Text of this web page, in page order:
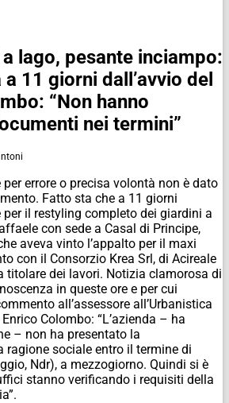
lago, pesante inciampo:
a 11 giorni dall’avvio del
“Non hanno
nei termini”
errore o precisa volontà non è dato
Fatto sta che a 11 giorni
per il restyling completo dei giardini a
con sede a Casal di Principe,
aveva vinto l’appalto per il maxi
con il Consorzio Krea Srl, di Acireale
titolare dei lavori. Notizia clamorosa di
in queste ore e per cui
all’assessore all’Urbanistica
Colombo: “L’azienda – ha
– non ha presentato la
ragione sociale entro il termine di
Ndr), a mezzogiorno. Quindi si è
stanno verificando i requisiti della